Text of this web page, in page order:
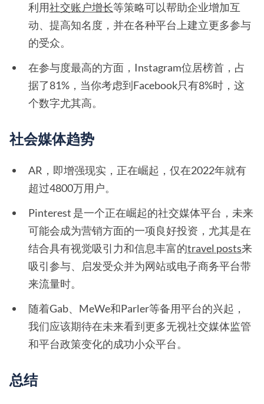
利用社交账户增长等策略可以帮助企业增加互
动、提高知名度，并在各种平台上建立更多参与
的受众。
在参与度最高的方面，Instagram位居榜首，占
据了81%，当你考虑到Facebook只有8%时，这
个数字尤其高。
社会媒体趋势
AR，即增强现实，正在崛起，仅在2022年就有
超过4800万用户。
Pinterest 是一个正在崛起的社交媒体平台，未来
可能会成为营销方面的一项良好投资，尤其是在
结合具有视觉吸引力和信息丰富的travel posts来
吸引参与、启发受众并为网站或电子商务平台带
来流量时。
随着Gab、MeWe和Parler等备用平台的兴起，
我们应该期待在未来看到更多无视社交媒体监管
和平台政策变化的成功小众平台。
总结